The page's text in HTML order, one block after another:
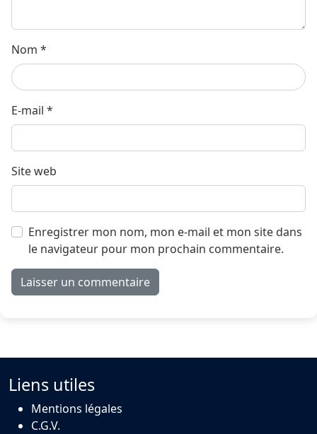
Nom *
E-mail *
Site web
Enregistrer mon nom, mon e-mail et mon site dans
le navigateur pour mon prochain commentaire.
Liens utiles
Mentions légales
C.G.V.